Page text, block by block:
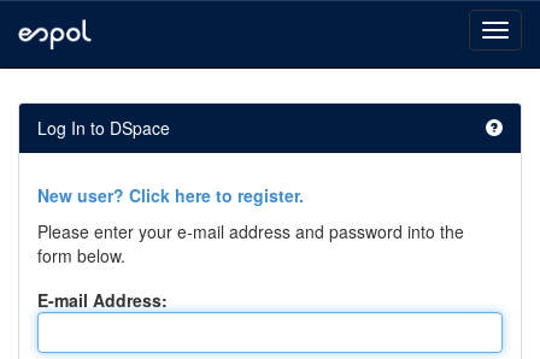
navigation
Log In to DSpace
New user? Click here to register.
Please enter your e-mail address and password into the
form below.
E-mail Address: